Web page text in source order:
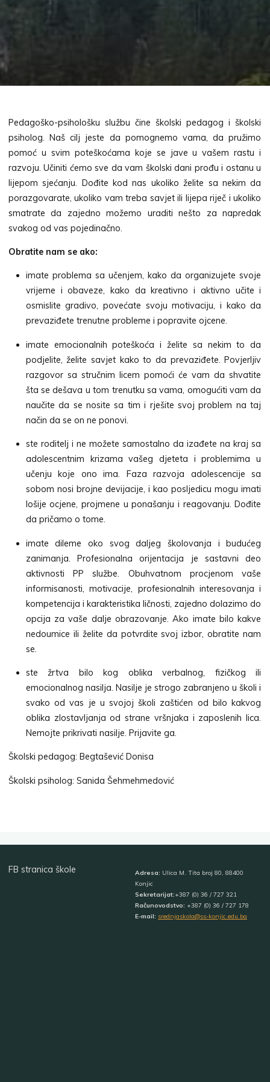
Pedagoško-psihološku službu čine školski pedagog i školski
psiholog. Naš cilj jeste da pomognemo vama, da pružimo
pomoć u svim poteškoćama koje se jave u vašem rastu i
razvoju. Učiniti ćemo sve da vam školski dani prođu i ostanu u
lijepom sjećanju. Dođite kod nas ukoliko želite sa nekim da
porazgovarate, ukoliko vam treba savjet ili lijepa riječ i ukoliko
smatrate da zajedno možemo uraditi nešto za napredak
svakog od vas pojedinačno.
Obratite nam se ako:
imate problema sa učenjem, kako da organizujete svoje
vrijeme i obaveze, kako da kreativno i aktivno učite i
osmislite gradivo, povećate svoju motivaciju, i kako da
prevaziđete trenutne probleme i popravite ojcene.
imate emocionalnih poteškoća i želite sa nekim to da
podjelite, želite savjet kako to da prevaziđete. Povjerljiv
razgovor sa stručnim licem pomoći će vam da shvatite
šta se dešava u tom trenutku sa vama, omogućiti vam da
naučite da se nosite sa tim i rješite svoj problem na taj
način da se on ne ponovi.
ste roditelj i ne možete samostalno da izađete na kraj sa
adolescentnim krizama vašeg djeteta i problemima u
učenju koje ono ima. Faza razvoja adolescencije sa
sobom nosi brojne devijacije, i kao posljedicu mogu imati
lošije ocjene, projmene u ponašanju i reagovanju. Dođite
da pričamo o tome.
imate dileme oko svog daljeg školovanja i budućeg
zanimanja. Profesionalna orijentacija je sastavni deo
aktivnosti PP službe. Obuhvatnom procjenom vaše
informisanosti, motivacije, profesionalnih interesovanja i
kompetencija i karakteristika ličnosti, zajedno dolazimo do
opcija za vaše dalje obrazovanje. Ako imate bilo kakve
nedoumice ili želite da potvrdite svoj izbor, obratite nam
se.
ste žrtva bilo kog oblika verbalnog, fizičkog ili
emocionalnog nasilja. Nasilje je strogo zabranjeno u školi i
svako od vas je u svojoj školi zaštićen od bilo kakvog
oblika zlostavljanja od strane vršnjaka i zaposlenih lica.
Nemojte prikrivati nasilje. Prijavite ga.
Školski pedagog: Begtašević Donisa
Školski psiholog: Sanida Šehmehmedović
FB stranica škole Adresa: Ulica M. Tita broj 80, 88400
Konjic
Sekretarijat:+387 (0) 36 / 727 321
Računovodstvo: +387 (0) 36 / 727 178
E-mail: srednjaskola@ss-konjic.edu.ba